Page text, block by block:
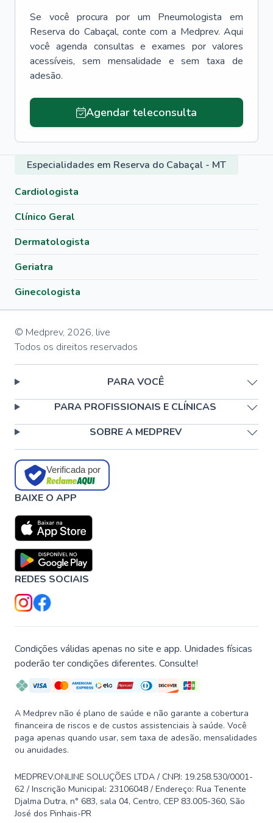
Se você procura por um Pneumologista
em
Reserva do Cabaçal, conte com a Medprev. Aqui
você agenda consultas e exames por valores
acessíveis, sem mensalidade e sem taxa de
adesão.
Agendar teleconsulta
Especialidades em Reserva do Cabaçal - MT
Cardiologista
Clínico Geral
Dermatologista
Geriatra
Ginecologista
© Medprev, 2026, live
Todos os direitos reservados
PARA VOCÊ
PARA PROFISSIONAIS E CLÍNICAS
SOBRE A MEDPREV
Verificada por
BAIXE O APP
REDES SOCIAIS
Condições válidas apenas no site e app. Unidades físicas
poderão ter condições diferentes. Consulte!
A Medprev não é plano de saúde e não garante a cobertura
financeira de riscos e de custos assistenciais à saúde. Você
paga apenas quando usar, sem taxa de adesão, mensalidades
ou anuidades.
MEDPREV.ONLINE SOLUÇÕES LTDA / CNPJ: 19.258.530/0001-
62 / Inscrição Municipal: 23106048 / Endereço: Rua Tenente
Djalma Dutra, n° 683, sala 04, Centro, CEP 83.005-360, São
José dos Pinhais-PR